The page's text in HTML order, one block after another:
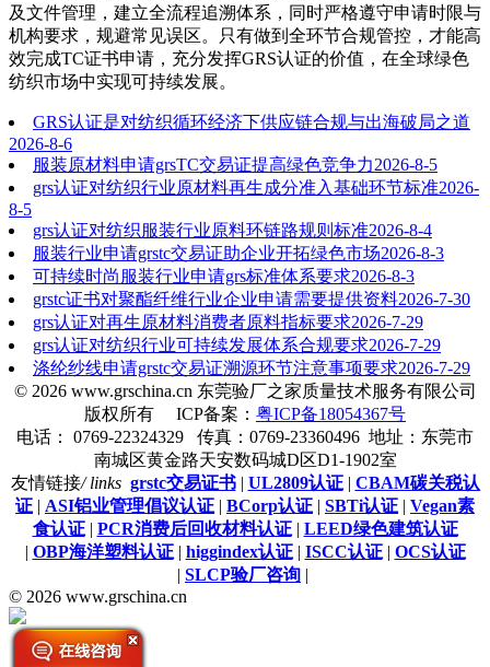
及文件管理，建立全流程追溯体系，同时严格遵守申请时限与
机构要求，规避常见误区。只有做到全环节合规管控，才能高
效完成TC证书申请，充分发挥GRS认证的价值，在全球绿色
纺织市场中实现可持续发展。
GRS认证是对纺织循环经济下供应链合规与出海破局之道
2026-8-6
服装原材料申请grsTC交易证提高绿色竞争力2026-8-5
grs认证对纺织行业原材料再生成分准入基础环节标准2026-
8-5
grs认证对纺织服装行业原料环链路规则标准2026-8-4
服装行业申请grstc交易证助企业开拓绿色市场2026-8-3
可持续时尚服装行业申请grs标准体系要求2026-8-3
grstc证书对聚酯纤维行业企业申请需要提供资料2026-7-30
grs认证对再生原材料消费者原料指标要求2026-7-29
grs认证对纺织行业可持续发展体系合规要求2026-7-29
涤纶纱线申请grstc交易证溯源环节注意事项要求2026-7-29
© 2026 www.grschina.cn 东莞验厂之家质量技术服务有限公司
版权所有 ICP备案： 粤ICP备18054367号
电话： 0769-22324329 传真：0769-23360496 地址：东莞市
南城区黄金路天安数码城D区D1-1902室
友情链接/ links grstc交易证书| UL2809认证| CBAM碳关税认
证 | ASI铝业管理倡议认证 | BCorp认证 | SBTi认证 | Vegan素
食认证| PCR消费后回收材料认证| LEED绿色建筑认证
| OBP海洋塑料认证| higgindex认证| ISCC认证| OCS认证
| SLCP验厂咨询 |
© 2026 www.grschina.cn